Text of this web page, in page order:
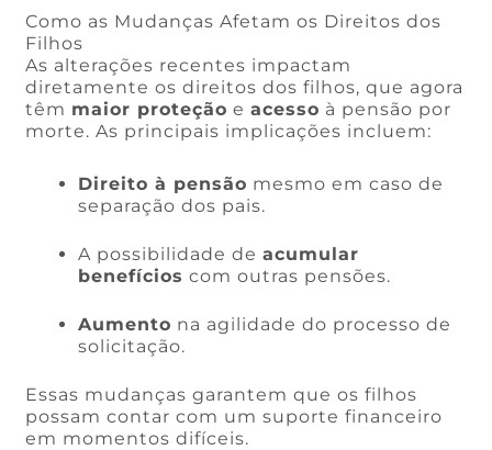
Como as Mudanças Afetam os Direitos dos
Filhos
As alterações recentes impactam
diretamente os direitos dos filhos, que agora
têm maior proteção eacesso à pensão por
morte. As principais implicações incluem:
Direito à pensão mesmo em caso de
separação dos pais.
A possibilidade deacumular
benefícios com outras pensões.
Aumento na agilidade do processo de
solicitação.
Essas mudanças garantem que os filhos
possam contar com um suporte financeiro
em momentos difíceis.